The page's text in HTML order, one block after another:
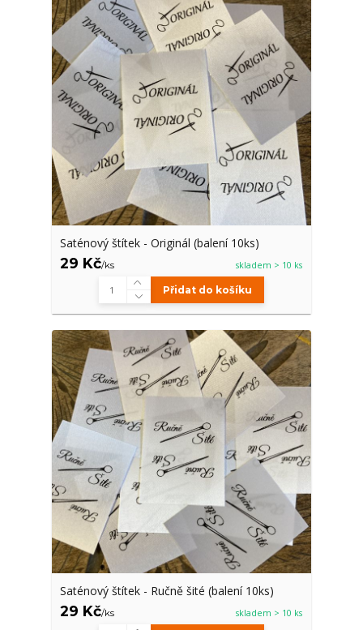
Saténový štítek - Originál (balení 10ks)
29 Kč/ks skladem > 10 ks
Přidat do košíku
Saténový štítek - Ručně šité (balení 10ks)
29 Kč/ks skladem > 10 ks